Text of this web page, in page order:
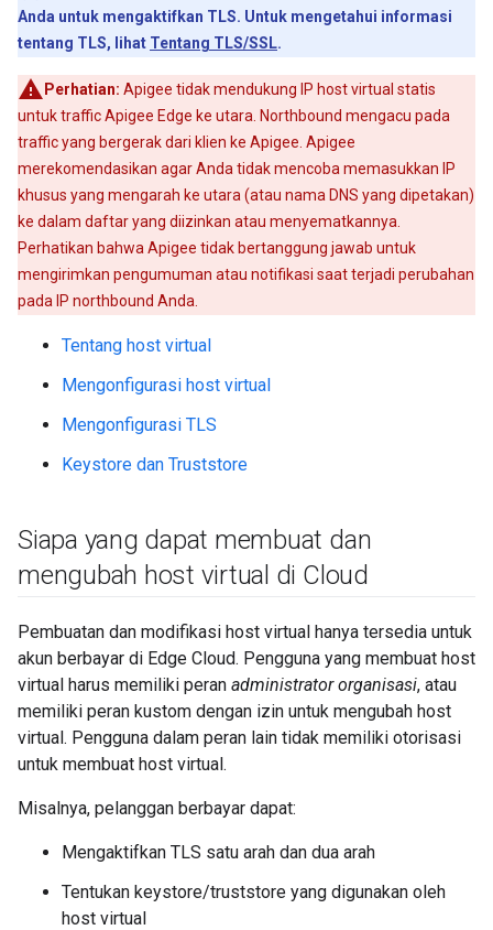
Anda untuk mengaktifkan TLS. Untuk mengetahui informasi
tentang TLS, lihat Tentang TLS/SSL.
Perhatian: Apigee tidak mendukung IP host virtual statis
untuk traffic Apigee Edge ke utara. Northbound mengacu pada
traffic yang bergerak dari klien ke Apigee. Apigee
merekomendasikan agar Anda tidak mencoba memasukkan IP
khusus yang mengarah ke utara (atau nama DNS yang dipetakan)
ke dalam daftar yang diizinkan atau menyematkannya.
Perhatikan bahwa Apigee tidak bertanggung jawab untuk
mengirimkan pengumuman atau notifikasi saat terjadi perubahan
pada IP northbound Anda.
Tentang host virtual
Mengonfigurasi host virtual
Mengonfigurasi TLS
Keystore dan Truststore
Siapa yang dapat membuat dan
mengubah host virtual di Cloud
Pembuatan dan modifikasi host virtual hanya tersedia untuk
akun berbayar di Edge Cloud. Pengguna yang membuat host
virtual harus memiliki peran administrator organisasi, atau
memiliki peran kustom dengan izin untuk mengubah host
virtual. Pengguna dalam peran lain tidak memiliki otorisasi
untuk membuat host virtual.
Misalnya, pelanggan berbayar dapat:
Mengaktifkan TLS satu arah dan dua arah
Tentukan keystore/truststore yang digunakan oleh
host virtual